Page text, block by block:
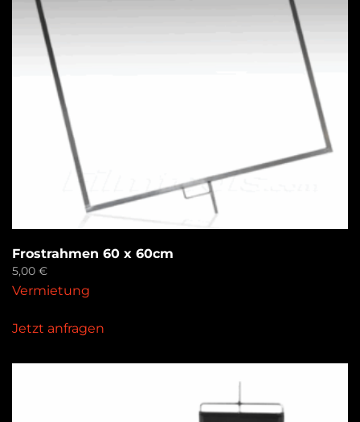
Frostrahmen 60 x 60cm
5,00 €
Vermietung
Jetzt anfragen